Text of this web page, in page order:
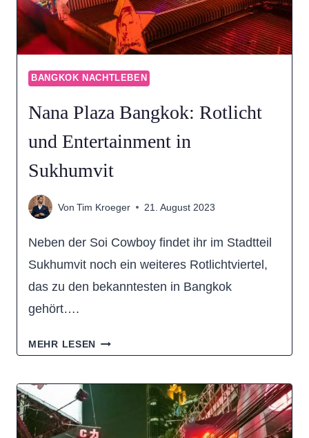
IM
„THE
DOME“?
BANGKOK NACHTLEBEN
Nana Plaza Bangkok: Rotlicht
und Entertainment in
Sukhumvit
Von Tim Kroeger 21. August 2023
Neben der Soi Cowboy findet ihr im Stadtteil
Sukhumvit noch ein weiteres Rotlichtviertel,
das zu den bekanntesten in Bangkok
gehört….
MEHR LESEN NANA
BANGKOK:
UND